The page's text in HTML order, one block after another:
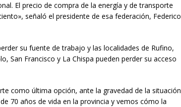
El precio de compra de la energía y de transporte
señaló el presidente de esa federación, Federico
su fuente de trabajo y las localidades de Rufino,
San Francisco y La Chispa pueden perder su acceso
como última opción, ante la gravedad de la situación
70 años de vida en la provincia y vemos cómo la